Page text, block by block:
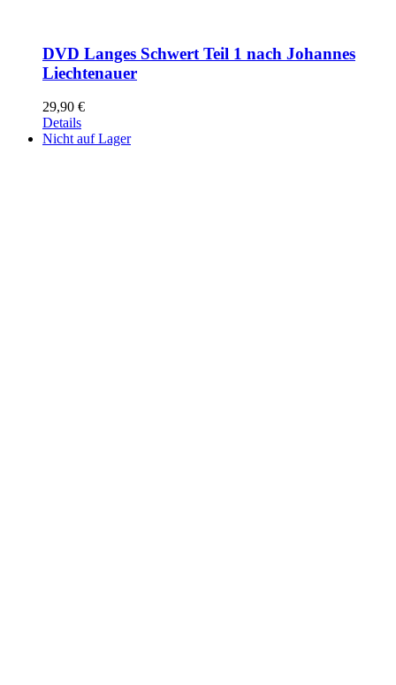
DVD Langes Schwert Teil 1 nach Johannes
Liechtenauer
29,90 €
Details
Nicht auf Lager